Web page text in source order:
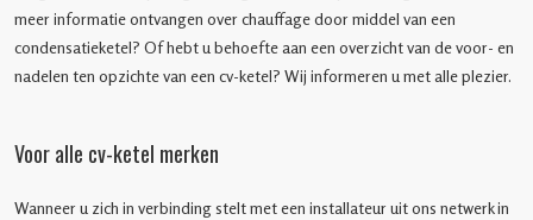
meer informatie ontvangen over chauffage door middel van een
condensatieketel? Of hebt u behoefte aan een overzicht van de voor- en
nadelen ten opzichte van een cv-ketel? Wij informeren u met alle plezier.
Voor alle cv-ketel merken
Wanneer u zich in verbinding stelt met een installateur uit ons netwerk in